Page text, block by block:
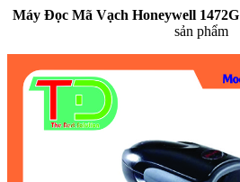
Máy Đọc Mã Vạch Honeywell 1472G
sản phẩm